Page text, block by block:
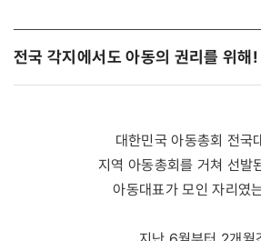
전국 각지에서도 아동의 권리를 위해!
대한민국 아동총회 전국
지역 아동총회를 거쳐 선발
아동대표가 모인 자리였